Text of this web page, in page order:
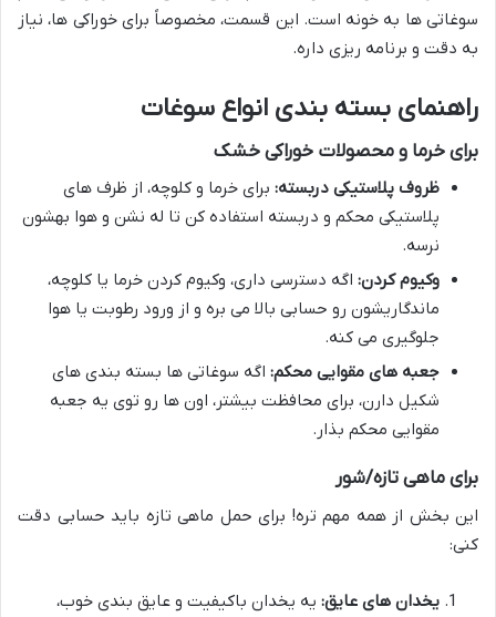
سوغاتی ها به خونه است. این قسمت، مخصوصاً برای خوراکی ها، نیاز
به دقت و برنامه ریزی داره.
راهنمای بسته بندی انواع سوغات
برای خرما و محصولات خوراکی خشک
ظروف پلاستیکی دربسته: برای خرما و کلوچه، از ظرف های
پلاستیکی محکم و دربسته استفاده کن تا له نشن و هوا بهشون
نرسه.
وکیوم کردن: اگه دسترسی داری، وکیوم کردن خرما یا کلوچه،
ماندگاریشون رو حسابی بالا می بره و از ورود رطوبت یا هوا
جلوگیری می کنه.
جعبه های مقوایی محکم: اگه سوغاتی ها بسته بندی های
شکیل دارن، برای محافظت بیشتر، اون ها رو توی یه جعبه
مقوایی محکم بذار.
برای ماهی تازه/شور
این بخش از همه مهم تره! برای حمل ماهی تازه باید حسابی دقت
کنی:
یخدان های عایق: یه یخدان باکیفیت و عایق بندی خوب،